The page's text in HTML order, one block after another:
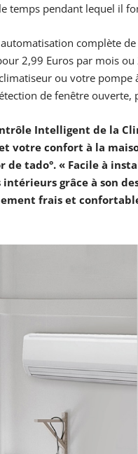
temps pendant lequel il
complète
2,99 Euros par mois
ou votre pompe
de fenêtre
Intelligent de la
votre confort à la
de tado°. « Facile à
intérieurs grâce à son
frais et